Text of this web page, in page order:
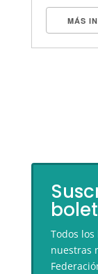
MÁS
Todos
nuestras